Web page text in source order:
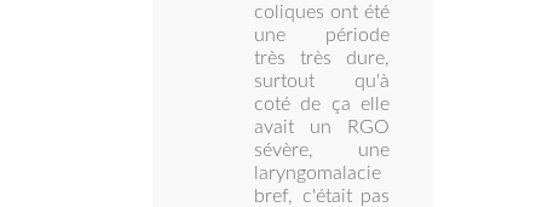
coliques ont été
une période
très très dure,
surtout qu'à
coté de ça elle
avait un RGO
sévère, une
laryngomalacie
bref, c'était pas